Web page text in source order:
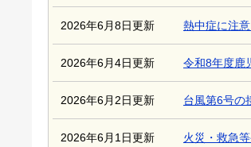
2026年6月8日更新 熱中症に注
2026年6月4日更新 令和8年度鹿
2026年6月2日更新 台風第6号の
2026年6月1日更新 火災・救急